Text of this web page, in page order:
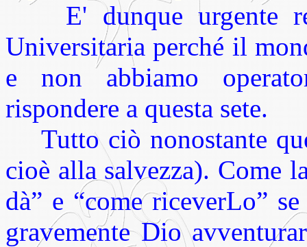
E' dunque urgente
Universitaria perché il
e non abbiamo
rispondere a questa sete.
Tutto ciò nonostante
cioè alla salvezza). Come
dà” e “come riceverLo”
gravemente Dio